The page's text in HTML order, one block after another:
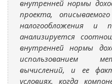
внутренней нормы
проекта,
налогообложения и
анализируется
внутренней нормы
использованием
вычислений, и ее
условиях, когда